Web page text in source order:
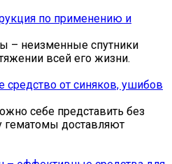
по применению и
– неизменные спутники
всей его жизни.
средство от синяков, ушибов
себе представить без
гематомы доставляют